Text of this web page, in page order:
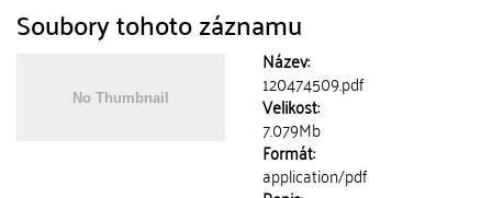
Soubory tohoto záznamu
Název:
120474509.pdf
Velikost:
7.079Mb
Formát:
application/pdf